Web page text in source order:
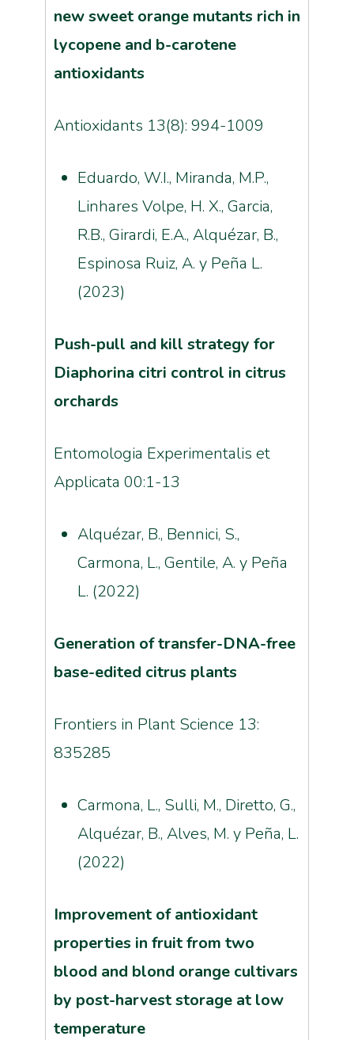
new sweet orange mutants rich in
lycopene and b-carotene
antioxidants
Antioxidants 13(8): 994-1009
Eduardo, W.I., Miranda, M.P.,
Linhares Volpe, H. X., Garcia,
R.B., Girardi, E.A., Alquézar, B.,
Espinosa Ruiz, A. y Peña L.
(2023)
Push-pull and kill strategy for
Diaphorina citri control in citrus
orchards
Entomologia Experimentalis et
Applicata 00:1-13
Alquézar, B., Bennici, S.,
Carmona, L., Gentile, A. y Peña
L. (2022)
Generation of transfer-DNA-free
base-edited citrus plants
Frontiers in Plant Science 13:
835285
Carmona, L., Sulli, M., Diretto, G.,
Alquézar, B., Alves, M. y Peña, L.
(2022)
Improvement of antioxidant
properties in fruit from two
blood and blond orange cultivars
by post-harvest storage at low
temperature